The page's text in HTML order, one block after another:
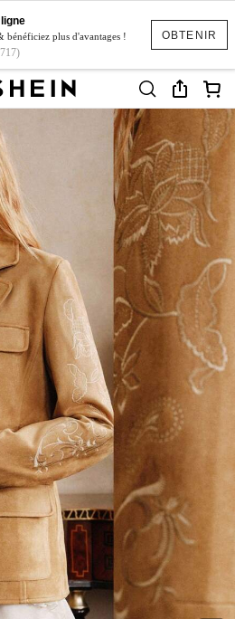
OBTENIR
bénéficiez plus d'avantages !